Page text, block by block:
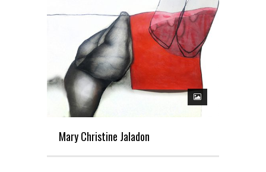
Mary Christine Jaladon